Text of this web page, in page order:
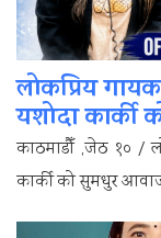
लोकप्रिय
यशोदा कार्की
काठमाडौँ ,जेठ १० /
कार्की को सुमधुर